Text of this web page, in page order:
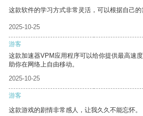
这款软件的学习方式非常灵活，可以根据自己的
2025-10-25
游客
这款加速器VPM应用程序可以给你提供最高速
助你在网络上自由移动。
2025-10-25
游客
这款游戏的剧情非常感人，让我久久不能忘怀。